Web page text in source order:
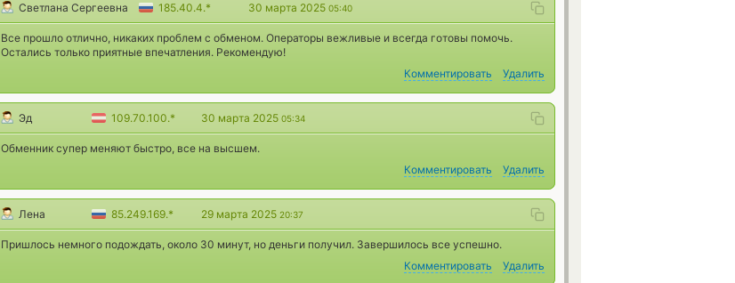
Светлана Сергеевна 185.40.4.* 30 марта 2025 05:40
Все прошло отлично, никаких проблем с обменом. Операторы вежливые и всегда готовы помочь.
Остались только приятные впечатления. Рекомендую!
Комментировать
Удалить
Эд 109.70.100.* 30 марта 2025 05:34
Обменник супер меняют быстро, все на высшем.
Комментировать
Удалить
Лена 85.249.169.* 29 марта 2025 20:37
Пришлось немного подождать, около 30 минут, но деньги получил. Завершилось все успешно.
Комментировать
Удалить